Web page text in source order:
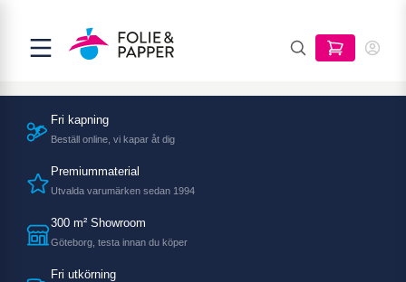
Fri kapning
Beställ online, vi kapar åt dig
Premiummaterial
Utvalda varumärken sedan 1994
300 m² Showroom
Göteborg, testa innan du köper
Fri utkörning